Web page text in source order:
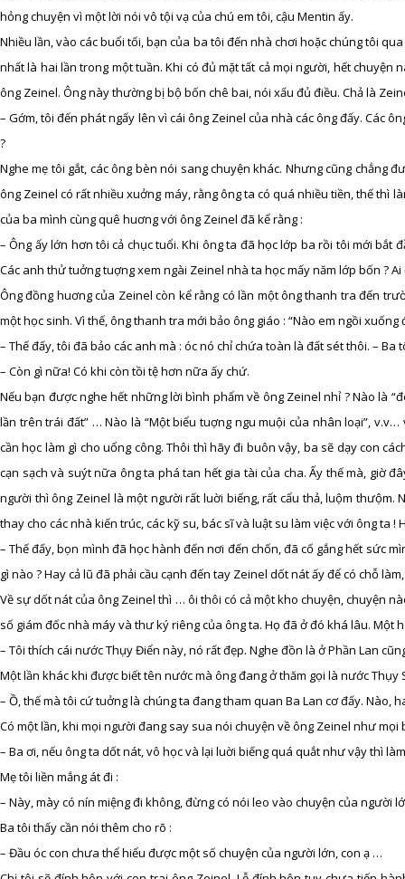
hỏng chuyện vì một lời nói vô tội vạ của chú em tôi, cậu Mentin ấy.
Nhiều lần, vào các buổi tối, bạn của ba tôi đến nhà chơi hoặc chúng tôi
nhất là hai lần trong một tuần. Khi có đủ mặt tất cả mọi người, hết
ông Zeinel. Ông này thường bị bộ bốn chê bai, nói xấu đủ điều. Chả là
– Gớm, tôi đến phát ngấy lên vì cái ông Zeinel của nhà các ông đấy. Các
?
Nghe mẹ tôi gắt, các ông bèn nói sang chuyện khác. Nhưng cũng chẳng
ông Zeinel có rất nhiều xuởng máy, rằng ông ta có quá nhiều tiền, thế thì
của ba mình cùng quê huơng với ông Zeinel đã kể rằng :
– Ông ấy lớn hơn tôi cả chục tuổi. Khi ông ta đã học lớp ba rồi tôi mới bắt
Các anh thử tuởng tuợng xem ngài Zeinel nhà ta học mấy năm lớp bốn ?
Ông đồng huơng của Zeinel còn kể rằng có lần một ông thanh tra đến
một học sinh. Vì thế, ông thanh tra mới bảo ông giáo : “Nào em ngồi
– Thế đấy, tôi đã bảo các anh mà : óc nó chỉ chứa toàn là đất sét thôi. – Ba
– Còn gì nữa! Có khi còn tồi tệ hơn nữa ấy chứ.
Nếu bạn được nghe hết những lời bình phẩm về ông Zeinel nhỉ ? Nào là
lần trên trái đất” … Nào là “Một biểu tuợng ngu muội của nhân loại”,
cần học làm gì cho uổng công. Thôi thì hãy đi buôn vậy, ba sẽ dạy con
cạn sạch và suýt nữa ông ta phá tan hết gia tài của cha. Ấy thế mà, giờ
người thì ông Zeinel là một người rất luời biếng, rất cẩu thả, luộm
thay cho các nhà kiến trúc, các kỹ su, bác sĩ và luật su làm việc với ông ta
– Thế đấy, bọn mình đã học hành đến nơi đến chốn, đã cố gắng hết sức
gì nào ? Hay cả lũ đã phải cầu cạnh đến tay Zeinel dốt nát ấy để có chỗ
Về sự dốt nát của ông Zeinel thì … ôi thôi có cả một kho chuyện, chuyện
số giám đốc nhà máy và thư ký riêng của ông ta. Họ đã ở đó khá lâu. Một
– Tôi thích cái nước Thụy Điển này, nó rất đẹp. Nghe đồn là ở Phần Lan
Một lần khác khi được biết tên nước mà ông đang ở thăm gọi là nước Thụy
– Ồ, thế mà tôi cứ tuởng là chúng ta đang tham quan Ba Lan cơ đấy. Nào,
Có một lần, khi mọi người đang say sua nói chuyện về ông Zeinel như
– Ba ơi, nếu ông ta dốt nát, vô học và lại luời biếng quá quắt như vậy thì
Mẹ tôi liền mắng át đi :
– Này, mày có nín miệng đi không, đừng có nói leo vào chuyện của người
Ba tôi thấy cần nói thêm cho rõ :
– Đầu óc con chưa thể hiểu được một số chuyện của người lớn, con ạ …